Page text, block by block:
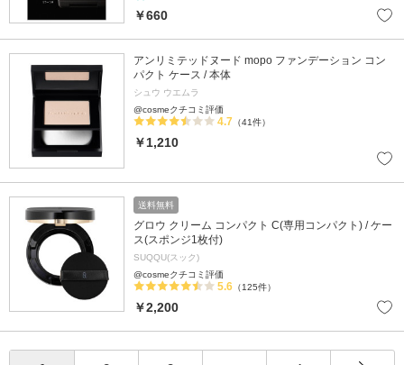
￥660
アンリミテッドヌード mopo ファンデーション コン
パクト ケース / 本体
シュウ ウエムラ
@cosmeクチコミ評価
4.7 （41件）
￥1,210
送料無料
グロウ クリーム コンパクト C(専用コンパクト) / ケー
ス(スポンジ1枚付)
SUQQU(スック)
@cosmeクチコミ評価
5.6 （125件）
￥2,200